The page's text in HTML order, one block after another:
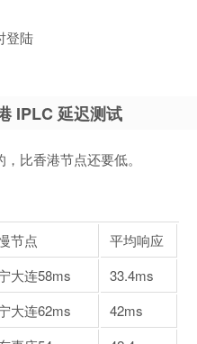
登陆
IPLC 延迟测试
比香港节点还要低。
节点
平均响应
大连58ms
33.4ms
大连62ms
42ms